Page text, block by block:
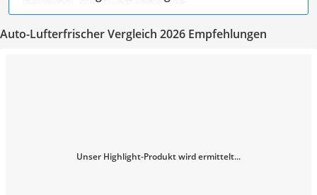
Auto-Lufterfrischer Vergleich 2026 Empfehlungen
Unser Highlight-Produkt wird ermittelt...